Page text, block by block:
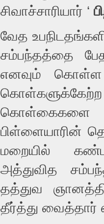
சிவாச்சாரியார் ‘
வேத
சம்பந்தத்தை
எனவும்
கொள்கைகளை
பிள்ளையாரின்
மறையில் கண்ட
அத்துவித
தத்துவ
தீர்த்து வைத்தார்